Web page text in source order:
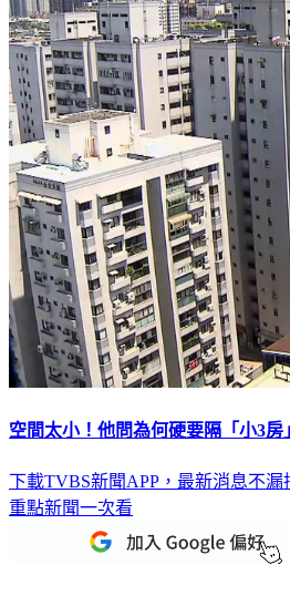
空間太小！他問為何硬要隔「小3
下載TVBS新聞APP，最新消息不漏
重點新聞一次看